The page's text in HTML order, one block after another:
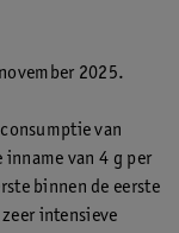
2025.
van
van 4 g per
binnen de eerste
intensieve